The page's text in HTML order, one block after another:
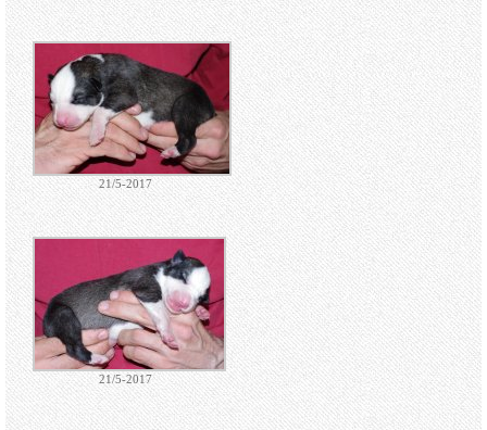
21/5-2017
21/5-2017